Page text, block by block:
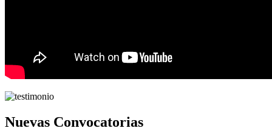
Nuevas Convocatorias